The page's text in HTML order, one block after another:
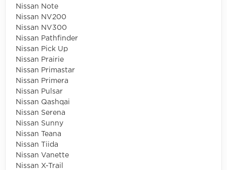
Nissan Note
Nissan NV200
Nissan NV300
Nissan Pathfinder
Nissan Pick Up
Nissan Prairie
Nissan Primastar
Nissan Primera
Nissan Pulsar
Nissan Qashqai
Nissan Serena
Nissan Sunny
Nissan Teana
Nissan Tiida
Nissan Vanette
Nissan X-Trail